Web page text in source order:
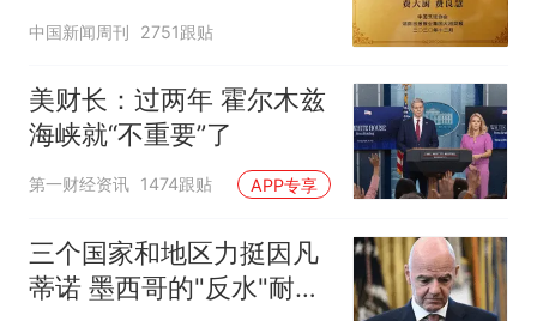
官方回应
中国新闻周刊 2751跟贴
美财长：过两年 霍尔木兹
海峡就“不重要”了
第一财经资讯 1474跟贴 APP专享
三个国家和地区力挺因凡
蒂诺 墨西哥的"反水"耐人